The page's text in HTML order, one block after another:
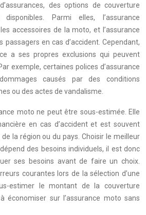
des options de couverture
Parmi elles, l’assurance
accessoires de la moto, et l’assurance
passagers en cas d’accident. Cependant,
a ses propres exclusions qui peuvent
exemple, certaines polices d’assurance
causés par des conditions
ou des actes de vandalisme.
moto ne peut être sous-estimée. Elle
en cas d’accident et est souvent
la région ou du pays. Choisir le meilleur
des besoins individuels, il est donc
ses besoins avant de faire un choix.
courantes lors de la sélection d’une
estimer le montant de la couverture
économiser sur l’assurance moto sans